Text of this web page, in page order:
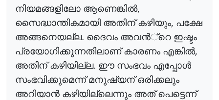
നിയമങ്ങളിലോ ആണെങ്കിൽ,
സൈദ്ധാന്തികമായി അതിന് കഴിയും, പക്ഷേ
അങ്ങനെയല്ല. ദൈവം അവൻ്റെ ഇഷ്ടം
പ്രയോഗിക്കുന്നതിലാണ് കാരണം എങ്കിൽ,
അതിന് കഴിയില്ല. ഈ സംഭവം എപ്പോൾ
സംഭവിക്കുമെന്ന് മനുഷ്യന് ഒരിക്കലും
അറിയാൻ കഴിയില്ലെന്നും അത് പെട്ടെന്ന്